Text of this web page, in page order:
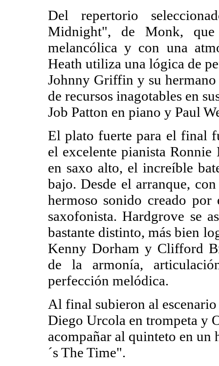
Del repertorio
Midnight", de Monk, que
melancólica y con una
Heath utiliza una lógica de
Johnny Griffin y su
de recursos inagotables en
Job Patton en piano y Paul
El plato fuerte para el final
el excelente pianista
en saxo alto, el increíble
bajo. Desde el arranque,
hermoso sonido creado
saxofonista. Hardgrove se
bastante distinto, más bien
Kenny Dorham y Clifford
de la armonía,
perfección melódica.
Al final subieron al
Diego Urcola en trompeta y
acompañar al quinteto en un
´s The Time".